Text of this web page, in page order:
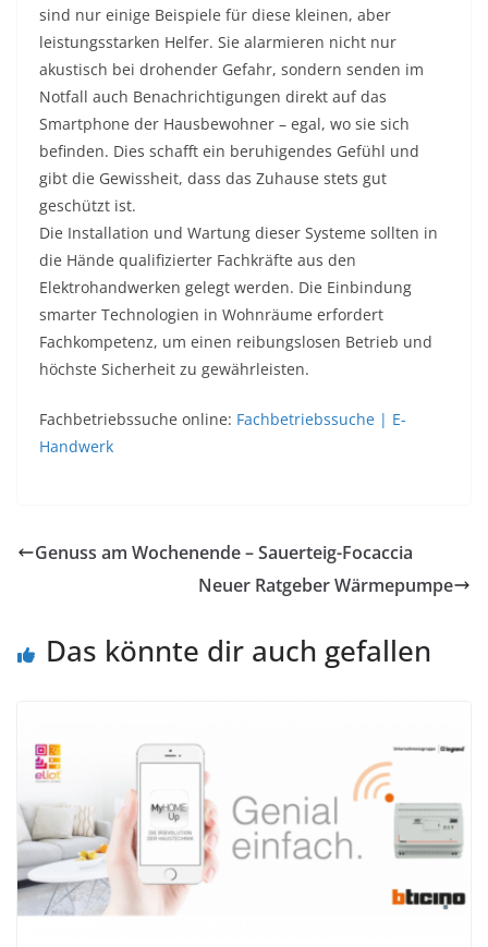
sind nur einige Beispiele für diese kleinen, aber
leistungsstarken Helfer. Sie alarmieren nicht nur
akustisch bei drohender Gefahr, sondern senden im
Notfall auch Benachrichtigungen direkt auf das
Smartphone der Hausbewohner – egal, wo sie sich
befinden. Dies schafft ein beruhigendes Gefühl und
gibt die Gewissheit, dass das Zuhause stets gut
geschützt ist.
Die Installation und Wartung dieser Systeme sollten in
die Hände qualifizierter Fachkräfte aus den
Elektrohandwerken gelegt werden. Die Einbindung
smarter Technologien in Wohnräume erfordert
Fachkompetenz, um einen reibungslosen Betrieb und
höchste Sicherheit zu gewährleisten.
Fachbetriebssuche online: Fachbetriebssuche | E-
Handwerk
Genuss am Wochenende – Sauerteig-Focaccia
Neuer Ratgeber Wärmepumpe
Das könnte dir auch gefallen